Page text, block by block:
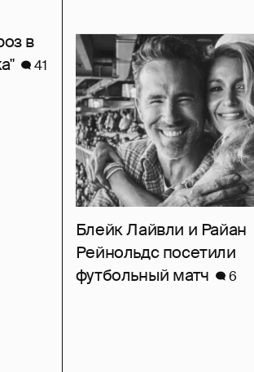
в
41
Блейк Лайвли и Райан
Рейнольдс посетили
футбольный матч
6